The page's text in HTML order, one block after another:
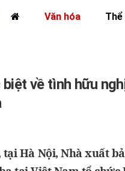
Văn hóa
về tình hữu
tại Hà Nội, Nhà xuất